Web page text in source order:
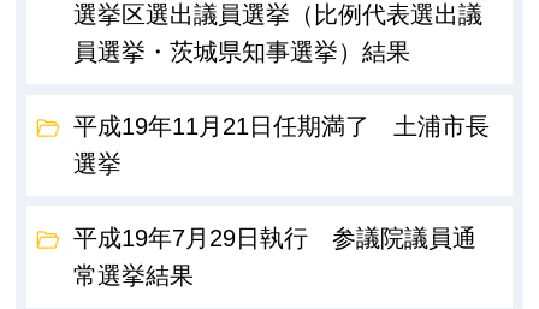
選挙区選出議員選挙（比例代表選出議
員選挙・茨城県知事選挙）結果
平成19年11月21日任期満了 土浦市長
選挙
平成19年7月29日執行 参議院議員通
常選挙結果